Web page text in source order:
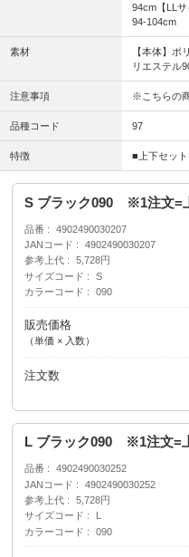
94cm【LL
94-104cm
素材
【本体】ポ
リエステル
注意事項 ※こちらの
品種コード 97
特徴 ■上下セッ
S ブラック090 ※1注文=
品番
4902490030207
JANコード
4902490030207
参考上代
5,728円
サイズコード
S
カラーコード
090
販売価格
（単価 × 入数）
注文数
L ブラック090 ※1注文=
品番
4902490030252
JANコード
4902490030252
参考上代
5,728円
サイズコード
カラーコード
090